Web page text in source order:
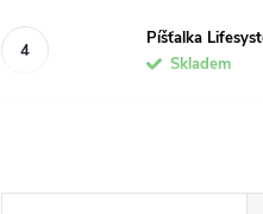
Píšťalka
Skladem